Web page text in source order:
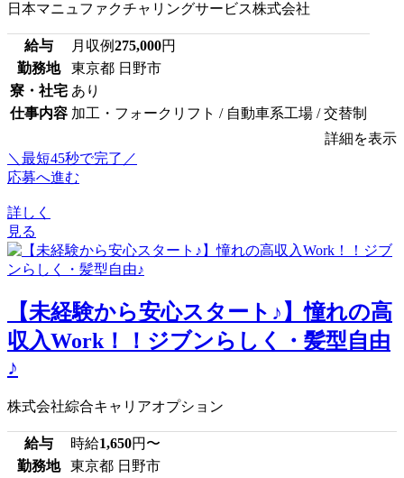
日本マニュファクチャリングサービス株式会社
給与 月収例275,000円
勤務地
東京都 日野市
寮・社宅 あり
仕事内容 加工・フォークリフト / 自動車系工場 / 交替制
詳細を表示
＼最短45秒で完了／
応募へ進む
詳しく
見る
【未経験から安心スタート♪】憧れの高
収入Work！！ジブンらしく・髪型自由
♪
株式会社綜合キャリアオプション
給与 時給1,650円〜
勤務地
東京都 日野市